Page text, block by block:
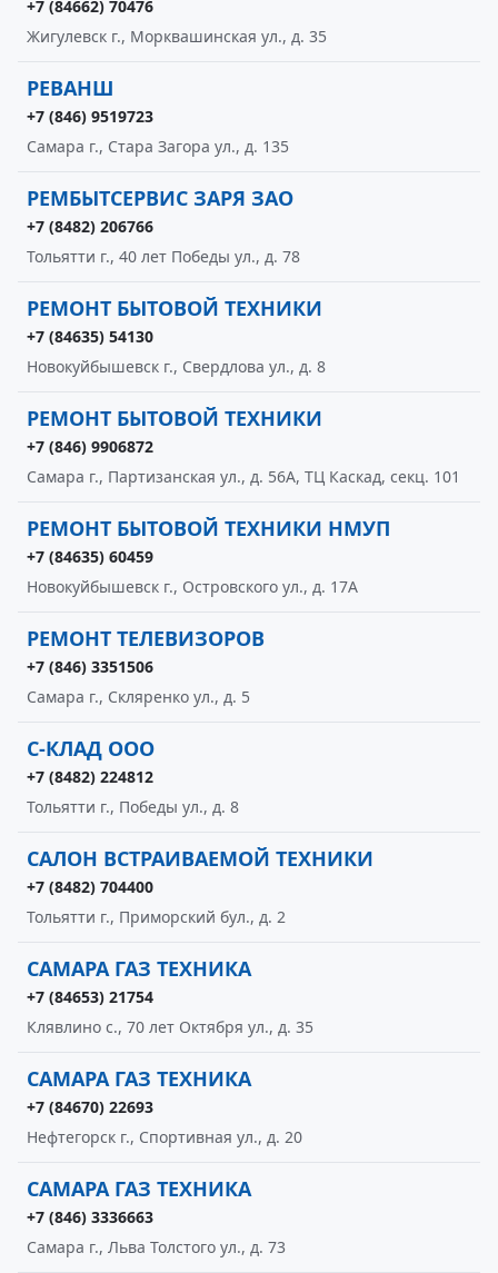
+7 (84662) 70476
Жигулевск г., Морквашинская ул., д. 35
РЕВАНШ
+7 (846) 9519723
Самара г., Стара Загора ул., д. 135
РЕМБЫТСЕРВИС ЗАРЯ ЗАО
+7 (8482) 206766
Тольятти г., 40 лет Победы ул., д. 78
РЕМОНТ БЫТОВОЙ ТЕХНИКИ
+7 (84635) 54130
Новокуйбышевск г., Свердлова ул., д. 8
РЕМОНТ БЫТОВОЙ ТЕХНИКИ
+7 (846) 9906872
Самара г., Партизанская ул., д. 56А, ТЦ Каскад, секц. 101
РЕМОНТ БЫТОВОЙ ТЕХНИКИ НМУП
+7 (84635) 60459
Новокуйбышевск г., Островского ул., д. 17А
РЕМОНТ ТЕЛЕВИЗОРОВ
+7 (846) 3351506
Самара г., Скляренко ул., д. 5
С-КЛАД ООО
+7 (8482) 224812
Тольятти г., Победы ул., д. 8
САЛОН ВСТРАИВАЕМОЙ ТЕХНИКИ
+7 (8482) 704400
Тольятти г., Приморский бул., д. 2
САМАРА ГАЗ ТЕХНИКА
+7 (84653) 21754
Клявлино с., 70 лет Октября ул., д. 35
САМАРА ГАЗ ТЕХНИКА
+7 (84670) 22693
Нефтегорск г., Спортивная ул., д. 20
САМАРА ГАЗ ТЕХНИКА
+7 (846) 3336663
Самара г., Льва Толстого ул., д. 73